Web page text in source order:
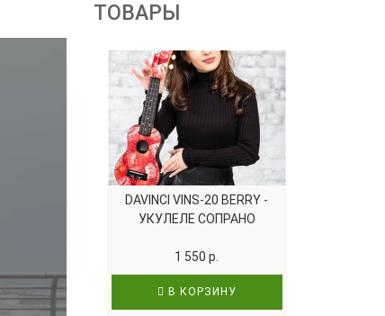
ТОВАРЫ
DAVINCI VINS-20 BERRY -
УКУЛЕЛЕ СОПРАНО
1 550 р.
В КОРЗИНУ